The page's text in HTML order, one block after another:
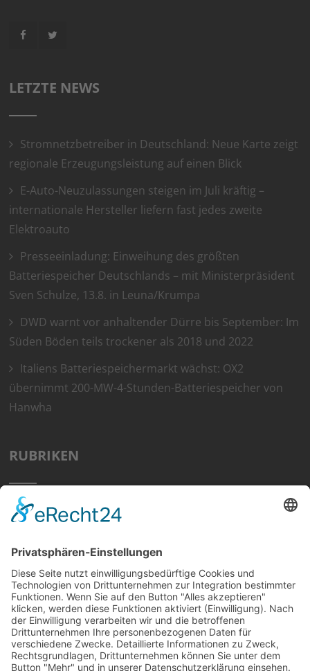
LETZTE NEWS
Stromnetzbetreiber in Deutschland: Neue Karte zeigt
regionale Erzeugungsleistung auf einen Blick
E-Auto-Neuzulassungen steigen im Juli kräftig –
internationale Hersteller liefern fast jedes zweite
Elektroauto
Presseeinladung: Einweihung des größten
Batteriespeicher Deutschlands – mit Ministerpräsident
Sven Schulze, 13.8. in Leuna/Krumpa
DWD warnt vor anhaltender Dürre bis September: Im
Süden Böden teils trockener als 2018 und 2022
Italiens Batteriespeichermarkt wächst: OX2
übernimmt 200-MW-4-Stunden-Batteriespeicher von
Hanwha
RUBRIKEN
Home
Tipps
Wissen
Strom Top30
F&A